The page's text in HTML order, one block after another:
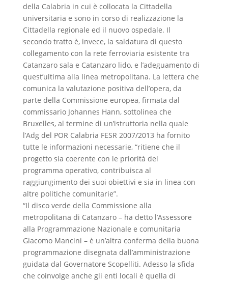
della Calabria in cui è collocata la Cittadella
universitaria e sono in corso di realizzazione la
Cittadella regionale ed il nuovo ospedale. Il
secondo tratto è, invece, la saldatura di questo
collegamento con la rete ferroviaria esistente tra
Catanzaro sala e Catanzaro lido, e l’adeguamento di
quest’ultima alla linea metropolitana. La lettera che
comunica la valutazione positiva dell’opera, da
parte della Commissione europea, firmata dal
commissario Johannes Hann, sottolinea che
Bruxelles, al termine di un’istruttoria nella quale
l’Adg del POR Calabria FESR 2007/2013 ha fornito
tutte le informazioni necessarie, “ritiene che il
progetto sia coerente con le priorità del
programma operativo, contribuisca al
raggiungimento dei suoi obiettivi e sia in linea con
altre politiche comunitarie”.
“Il disco verde della Commissione alla
metropolitana di Catanzaro – ha detto l’Assessore
alla Programmazione Nazionale e comunitaria
Giacomo Mancini – è un’altra conferma della buona
programmazione disegnata dall’amministrazione
guidata dal Governatore Scopelliti. Adesso la sfida
che coinvolge anche gli enti locali è quella di